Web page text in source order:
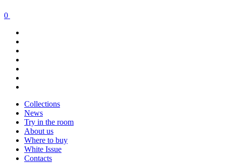
0
Collections
News
Try in the room
About us
Where to buy
White Issue
Contacts